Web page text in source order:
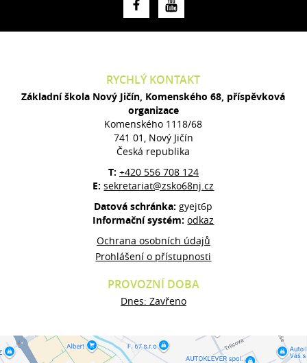
RYCHLÝ KONTAKT
Základní škola Nový Jičín, Komenského 68, příspěvková
organizace
Komenského 1118/68
741 01, Nový Jičín
Česká republika
T: +420 556 708 124
E:sekretariat@zsko68nj.cz
Datová schránka:gyejt6p
Informační systém:odkaz
Ochrana osobních údajů
Prohlášení o přístupnosti
PROVOZNÍ DOBA
Dnes: Zavřeno